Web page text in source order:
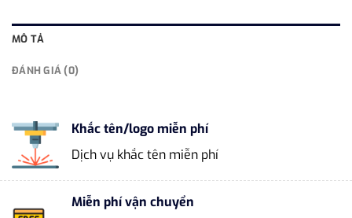
MÔ TẢ
ĐÁNH GIÁ (0)
Khắc tên/logo miễn phí
Dịch vụ khắc tên miễn phí
Miễn phí vận chuyển